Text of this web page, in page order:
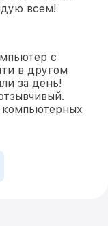
всем!
с
в другом
за день!